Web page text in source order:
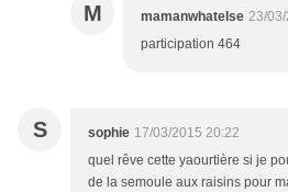
M mamanwhatelse 23/
participation 464
S sophie 17/03/2015 20:22
quel rêve cette yaourtière si je
de la semoule aux raisins pour